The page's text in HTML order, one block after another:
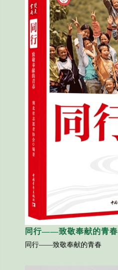
同行——致敬奉献的青春
同行——致敬奉献的青春